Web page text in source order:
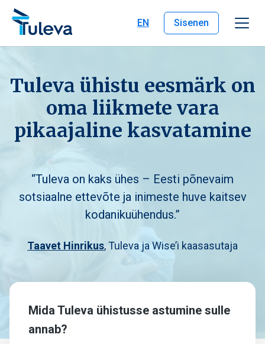
Liigu edasi sisu juurde
EN
Sisenen
Tuleva ühistu eesmärk on
oma liikmete vara
pikaajaline kasvatamine
“Tuleva on kaks ühes – Eesti põnevaim
sotsiaalne ettevõte ja inimeste huve kaitsev
kodanikuühendus.”
Taavet Hinrikus, Tuleva ja Wise’i kaasasutaja
Mida Tuleva ühistusse astumine sulle
annab?